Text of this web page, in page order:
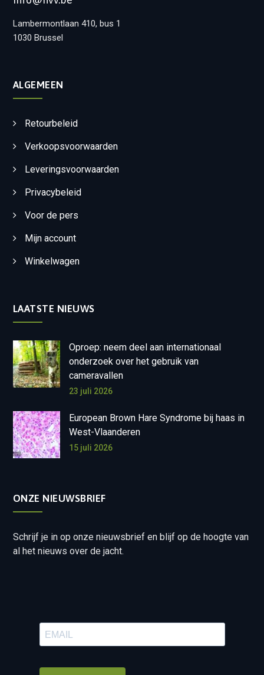
Lambermontlaan 410, bus 1
1030 Brussel
ALGEMEEN
Retourbeleid
Verkoopsvoorwaarden
Leveringsvoorwaarden
Privacybeleid
Voor de pers
Mijn account
Winkelwagen
LAATSTE NIEUWS
Oproep: neem deel aan internationaal
onderzoek over het gebruik van
cameravallen
23 juli 2026
European Brown Hare Syndrome bij haas in
West-Vlaanderen
15 juli 2026
ONZE NIEUWSBRIEF
Schrijf je in op onze nieuwsbrief en blijf op de hoogte van
al het nieuws over de jacht.